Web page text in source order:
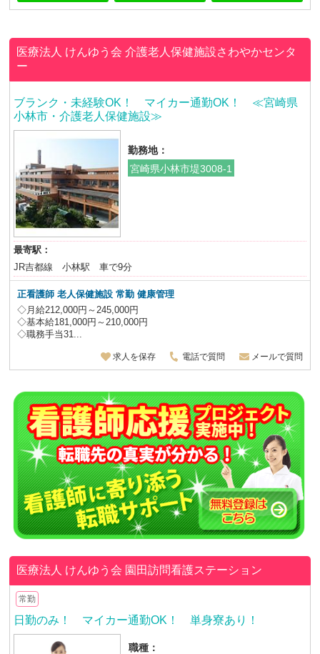
医療法人 けんゆう会介護老人保健施設さわやかセンタ
ー
ブランク・未経験OK！ マイカー通勤OK！ ≪宮崎県
小林市・介護老人保健施設≫
勤務地：
宮崎県小林市堤3008-1
最寄駅：
JR吉都線 小林駅 車で9分
正看護師 老人保健施設常勤 健康管理
◇月給212,000円～245,000円
◇基本給181,000円～210,000円
◇職務手当31...
求人を保存 電話で質問 メールで質問
医療法人 けんゆう会 園田訪問看護ステーション
常勤
日勤のみ！ マイカー通勤OK！ 単身寮あり！
職種：